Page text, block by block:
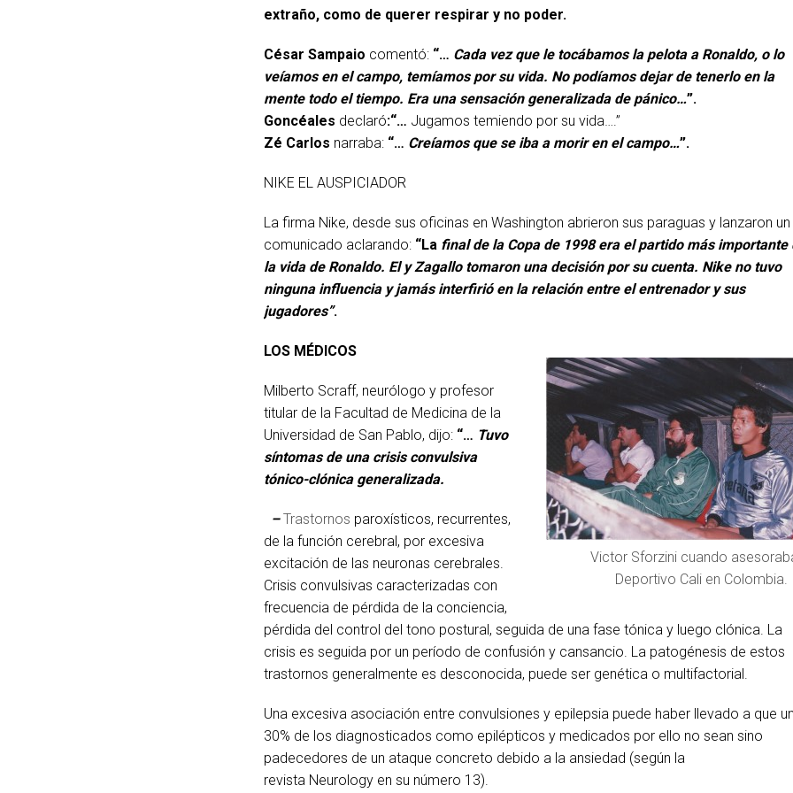
extraño, como de querer respirar y no poder.
César Sampaio comentó: “… Cada vez que le tocábamos la pelota a Ronaldo, o lo
veíamos en el campo, temíamos por su vida. No podíamos dejar de tenerlo en la
mente todo el tiempo. Era una sensación generalizada de pánico…”.
Goncéales declaró:“… Jugamos temiendo por su vida….”
Zé Carlos narraba: “… Creíamos que se iba a morir en el campo…”.
NIKE EL AUSPICIADOR
La firma Nike, desde sus oficinas en Washington abrieron sus paraguas y lanzaron un
comunicado aclarando: “La final de la Copa de 1998 era el partido más importante
la vida de Ronaldo. El y Zagallo tomaron una decisión por su cuenta. Nike no tuvo
ninguna influencia y jamás interfirió en la relación entre el entrenador y sus
jugadores”.
Victor Sforzini cuando
Deportivo Cali en Colombia.
LOS MÉDICOS
Milberto Scraff, neurólogo y profesor
titular de la Facultad de Medicina de la
Universidad de San Pablo, dijo: “… Tuvo
síntomas de una crisis convulsiva
tónico-clónica generalizada.
–Trastornos paroxísticos, recurrentes,
de la función cerebral, por excesiva
excitación de las neuronas cerebrales.
Crisis convulsivas caracterizadas con
frecuencia de pérdida de la conciencia,
pérdida del control del tono postural, seguida de una fase tónica y luego clónica. La
crisis es seguida por un período de confusión y cansancio. La patogénesis de estos
trastornos generalmente es desconocida, puede ser genética o multifactorial.
Una excesiva asociación entre convulsiones y epilepsia puede haber llevado a que
30% de los diagnosticados como epilépticos y medicados por ello no sean sino
padecedores de un ataque concreto debido a la ansiedad (según la
revista Neurology en su número 13).